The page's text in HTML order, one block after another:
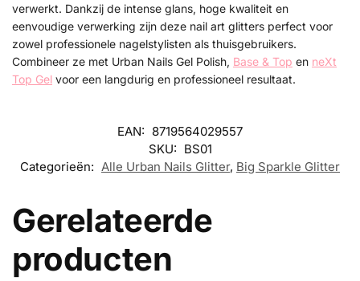
verwerkt. Dankzij de intense glans, hoge kwaliteit en
eenvoudige verwerking zijn deze nail art glitters perfect voor
zowel professionele nagelstylisten als thuisgebruikers.
Combineer ze met Urban Nails Gel Polish, Base & Top en neXt
Top Gel voor een langdurig en professioneel resultaat.
EAN: 8719564029557
SKU: BS01
Categorieën: Alle Urban Nails Glitter, Big Sparkle Glitter
Gerelateerde
producten